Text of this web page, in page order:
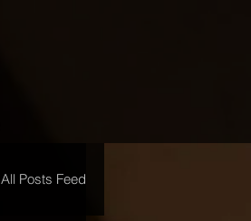
All Posts Feed